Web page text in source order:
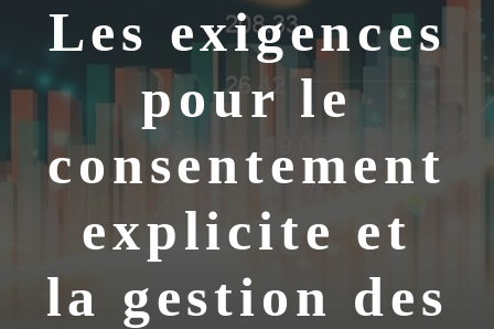
Les exigences
pour le
consentement
explicite et
la gestion des